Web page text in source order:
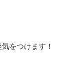
をつけます！